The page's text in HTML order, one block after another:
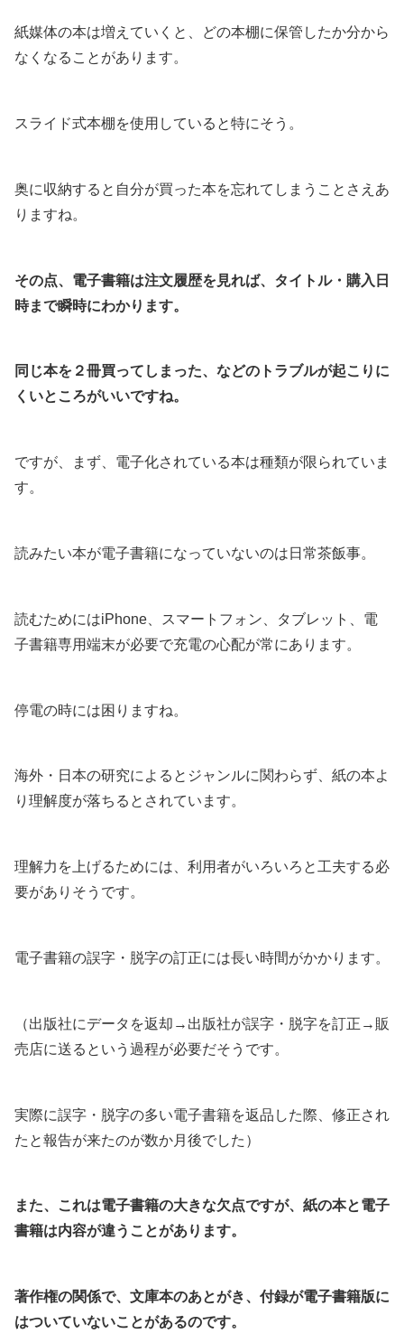
紙媒体の本は増えていくと、どの本棚に保管したか分から
なくなることがあります。
スライド式本棚を使用していると特にそう。
奥に収納すると自分が買った本を忘れてしまうことさえあ
りますね。
その点、電子書籍は注文履歴を見れば、タイトル・購入日
時まで瞬時にわかります。
同じ本を２冊買ってしまった、などのトラブルが起こりに
くいところがいいですね。
ですが、まず、電子化されている本は種類が限られていま
す。
読みたい本が電子書籍になっていないのは日常茶飯事。
読むためにはiPhone、スマートフォン、タブレット、電
子書籍専用端末が必要で充電の心配が常にあります。
停電の時には困りますね。
海外・日本の研究によるとジャンルに関わらず、紙の本よ
り理解度が落ちるとされています。
理解力を上げるためには、利用者がいろいろと工夫する必
要がありそうです。
電子書籍の誤字・脱字の訂正には長い時間がかかります。
（出版社にデータを返却→出版社が誤字・脱字を訂正→販
売店に送るという過程が必要だそうです。
実際に誤字・脱字の多い電子書籍を返品した際、修正され
たと報告が来たのが数か月後でした）
また、これは電子書籍の大きな欠点ですが、紙の本と電子
書籍は内容が違うことがあります。
著作権の関係で、文庫本のあとがき、付録が電子書籍版に
はついていないことがあるのです。